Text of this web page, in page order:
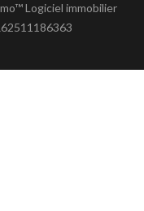
Logiciel immobilier